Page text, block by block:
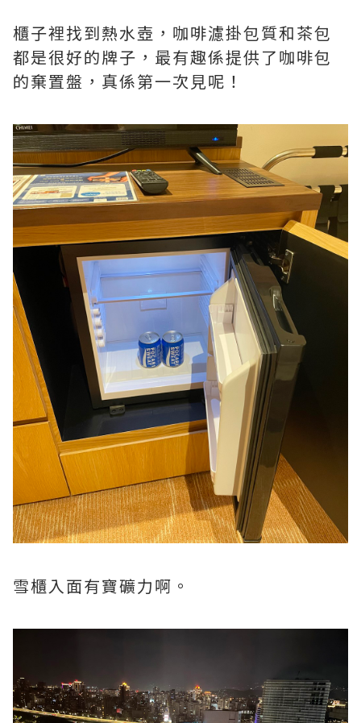
櫃子裡找到熱水壺，咖啡濾掛包質和茶包
都是很好的牌子，最有趣係提供了咖啡包
的棄置盤，真係第一次見呢！
雪櫃入面有寶礦力啊。